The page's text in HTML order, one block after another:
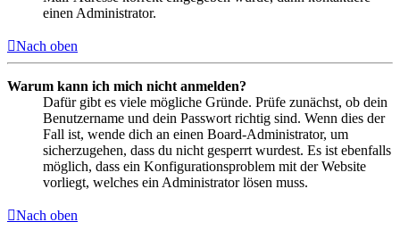
einen Administrator.
Nach oben
Warum kann ich mich nicht anmelden?
Dafür gibt es viele mögliche Gründe. Prüfe zunächst, ob dein
Benutzername und dein Passwort richtig sind. Wenn dies der
Fall ist, wende dich an einen Board-Administrator, um
sicherzugehen, dass du nicht gesperrt wurdest. Es ist ebenfalls
möglich, dass ein Konfigurationsproblem mit der Website
vorliegt, welches ein Administrator lösen muss.
Nach oben